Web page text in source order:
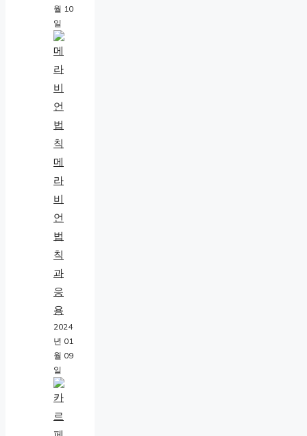
월 10
일
메
라
비
언
법
칙
과
응
용
2024
년 01
월 09
일